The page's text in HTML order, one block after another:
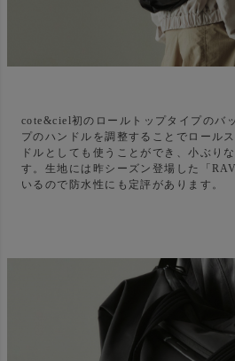
cote&ciel初のロールトップタイプのバ
プのハンドルを調整することでロール
ドルとしても使うことができ、小ぶり
す。生地には昨シーズン登場した「
いるので防水性にも定評があります。